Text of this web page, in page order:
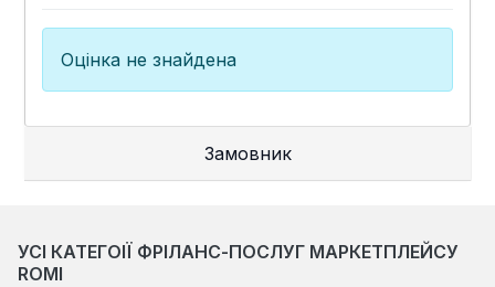
Оцінка не знайдена
Замовник
УСІ КАТЕГОІЇ ФРІЛАНС-ПОСЛУГ МАРКЕТПЛЕЙСУ
ROMI